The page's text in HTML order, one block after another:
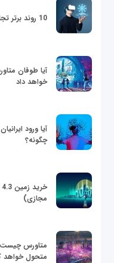
10 روند برتر تجارت و فناوری در سال 2022
آیا طوفان
خواهد داد
آیا ورود
چگونه؟
مجازی)
متاورس چیست
متحول خواهد